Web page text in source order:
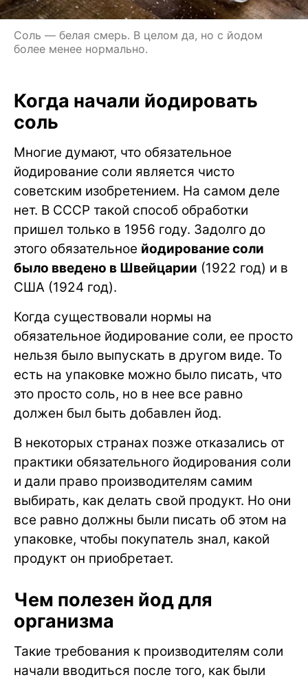
Соль — белая смерь. В целом да, но с йодом
более менее нормально.
Когда начали йодировать
соль
Многие думают, что обязательное
йодирование соли является чисто
советским изобретением. На самом деле
нет. В СССР такой способ обработки
пришел только в 1956 году. Задолго до
этого обязательное йодирование соли
было введено в Швейцарии (1922 год) и в
США (1924 год).
Когда существовали нормы на
обязательное йодирование соли, ее просто
нельзя было выпускать в другом виде. То
есть на упаковке можно было писать, что
это просто соль, но в нее все равно
должен был быть добавлен йод.
В некоторых странах позже отказались от
практики обязательного йодирования соли
и дали право производителям самим
выбирать, как делать свой продукт. Но они
все равно должны были писать об этом на
упаковке, чтобы покупатель знал, какой
продукт он приобретает.
Чем полезен йод для
организма
Такие требования к производителям соли
начали вводиться после того, как были